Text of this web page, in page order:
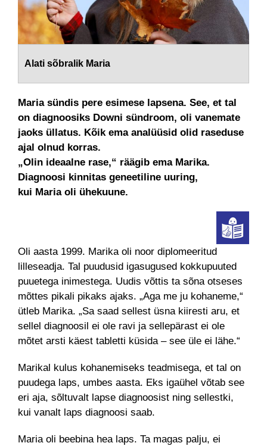
Alati sõbralik Maria
Maria sündis pere esimese lapsena. See, et tal
on diagnoosiks Downi sündroom, oli vanemate
jaoks üllatus. Kõik ema analüüsid olid raseduse
ajal olnud korras.
„Olin ideaalne rase,“ räägib ema Marika.
Diagnoosi kinnitas geneetiline uuring,
kui Maria oli ühekuune.
Oli aasta 1999. Marika oli noor diplomeeritud
lilleseadja. Tal puudusid igasugused kokkupuuted
puuetega inimestega. Uudis võttis ta sõna otseses
mõttes pikali pikaks ajaks. „Aga me ju kohaneme,“
ütleb Marika. „Sa saad sellest üsna kiiresti aru, et
sellel diagnoosil ei ole ravi ja sellepärast ei ole
mõtet arsti käest tabletti küsida – see üle ei lähe.“
Marikal kulus kohanemiseks teadmisega, et tal on
puudega laps, umbes aasta. Eks igaühel võtab see
eri aja, sõltuvalt lapse diagnoosist ning sellestki,
kui vanalt laps diagnoosi saab.
Maria oli beebina hea laps. Ta magas palju, ei